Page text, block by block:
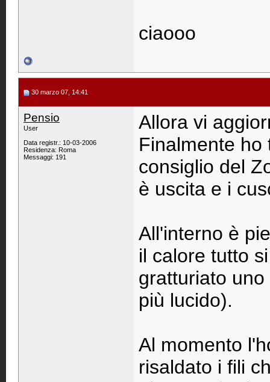
ciaooo
30 marzo 07, 14:41
Pensio
User
Data registr.: 10-03-2006
Residenza: Roma
Messaggi: 191
Allora vi
Finalmente ho
consiglio del
è uscita e i
All'interno è
il calore tutto
gratturiato
più lucido).
Al momento
risaldato i fili